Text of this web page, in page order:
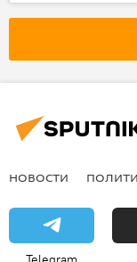
праздничные дни
НОВОСТИ